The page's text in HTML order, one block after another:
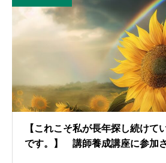
【これこそ私が長年探し続けて
です。】 講師養成講座に参加